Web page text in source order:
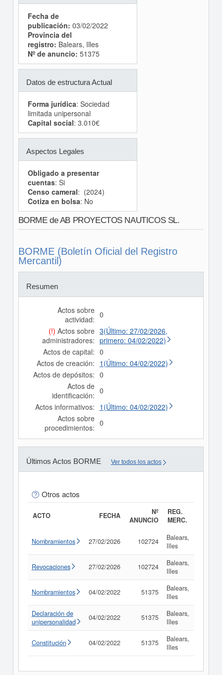
Fecha de
publicación: 03/02/2022
Provincia del
registro: Balears, Illes
Nº de anuncio: 51375
Datos de estructura Actual
Forma jurídica: Sociedad
limitada unipersonal
Capital social: 3.010€
Aspectos Legales
Obligado a presentar
cuentas: Si
Censo cameral: (2024)
Cotiza en bolsa: No
BORME de AB PROYECTOS NAUTICOS SL.
BORME (Boletín Oficial del Registro
Mercantil)
Resumen
Actos sobre
actividad: 0
(!) Actos sobre
administradores:
3(Último: 27/02/2026,
primero: 04/02/2022)
Actos de capital: 0
Actos de creación: 1(Último: 04/02/2022)
Actos de depósitos: 0
Actos de
identificación: 0
Actos informativos: 1(Último: 04/02/2022)
Actos sobre
procedimientos: 0
Últimos Actos BORME Ver todos los actos
Otros actos
ACTO FECHA
Nº
ANUNCIO
REG.
MERC.
Nombramientos 27/02/2026 102724
Balears,
Illes
Revocaciones 27/02/2026 102724
Balears,
Illes
Nombramientos 04/02/2022 51375
Balears,
Illes
Declaración de
unipersonalidad
04/02/2022 51375
Balears,
Illes
Constitución 04/02/2022 51375
Balears,
Illes